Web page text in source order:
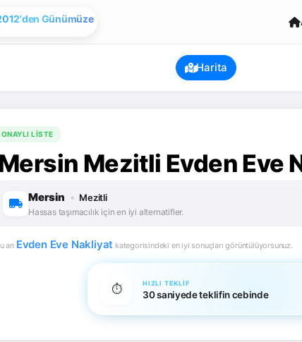
Eve Nakliye
Harita
ONAYLI LISTE
Mezitli Evden Eve
Mersin • Mezitli
Hassas taşımacılık için en iyi alternatifler.
an Evden Eve Nakliyat kategorisindeki en iyi sonuçları görüntülüyorsunuz.
⏱️ HIZLI TEKLIF
30 saniyede teklifin cebinde